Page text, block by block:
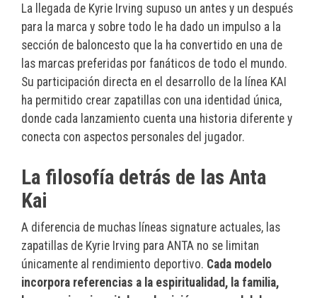
La llegada de Kyrie Irving supuso un antes y un después
para la marca y sobre todo le ha dado un impulso a la
sección de baloncesto que la ha convertido en una de
las marcas preferidas por fanáticos de todo el mundo.
Su participación directa en el desarrollo de la línea KAI
ha permitido crear zapatillas con una identidad única,
donde cada lanzamiento cuenta una historia diferente y
conecta con aspectos personales del jugador.
La filosofía detrás de las Anta
Kai
A diferencia de muchas líneas signature actuales, las
zapatillas de Kyrie Irving para ANTA no se limitan
únicamente al rendimiento deportivo. Cada modelo
incorpora referencias a la espiritualidad, la familia,